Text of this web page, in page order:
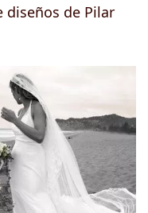
diseños de Pilar